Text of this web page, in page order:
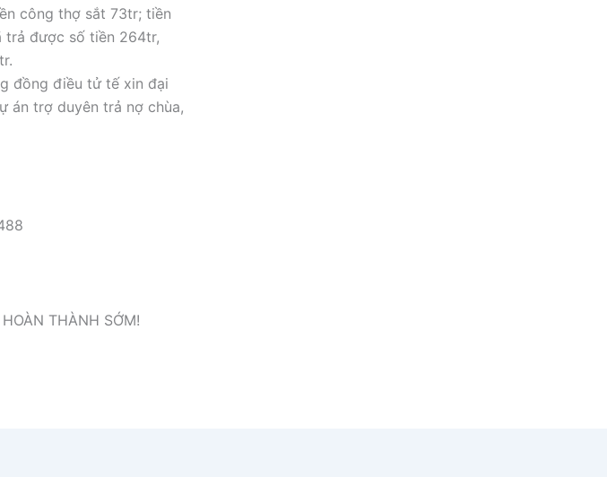
công thợ sắt 73tr; tiền
trả được số tiền 264tr,
đồng điều tử tế xin đại
án trợ duyên trả nợ chùa,
THÀNH SỚM!